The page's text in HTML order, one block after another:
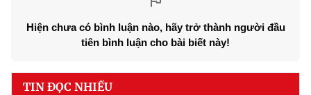
Hiện chưa có bình luận nào, hãy trở thành người đầu
tiên bình luận cho bài biết này!
TIN ĐỌC NHIỀU